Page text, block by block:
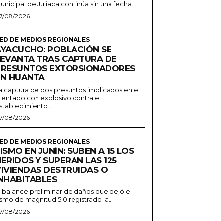
de Juliaca continúa sin una fecha...
08/2026
DE MEDIOS REGIONALES
POBLACIÓN SE
TRAS CAPTURA DE
EXTORSIONADORES
HUANTA
captura de dos presuntos implicados en el
con explosivo contra el
08/2026
DE MEDIOS REGIONALES
EN JUNÍN: SUBEN A 15 LOS
Y SUPERAN LAS 125
DESTRUIDAS O
balance preliminar de daños que dejó el
de magnitud 5.0 registrado la...
08/2026